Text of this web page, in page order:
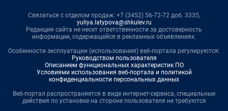
Связаться с отделом продаж: +7 (3452) 56-72-72 доб. 3335,
yuliya.latypova@shkulev.ru
Редакция сайта не несет ответственности за достоверность
информации, содержащейся в рекламных объявлениях.
Особенности эксплуатации (использования) веб-портала регулируются:
Руководством пользователя
Описанием функциональных характеристик ПО
Условиями использования веб-портала и политикой
конфиденциальности персональных данных
Веб-портал распространяется в виде интернет-сервиса, специальные
действия по установке на стороне пользователя не требуются